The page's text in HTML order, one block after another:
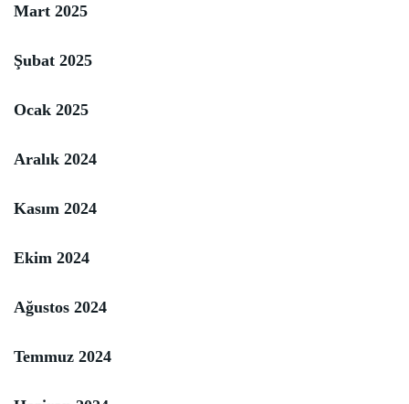
Mart 2025
Şubat 2025
Ocak 2025
Aralık 2024
Kasım 2024
Ekim 2024
Ağustos 2024
Temmuz 2024